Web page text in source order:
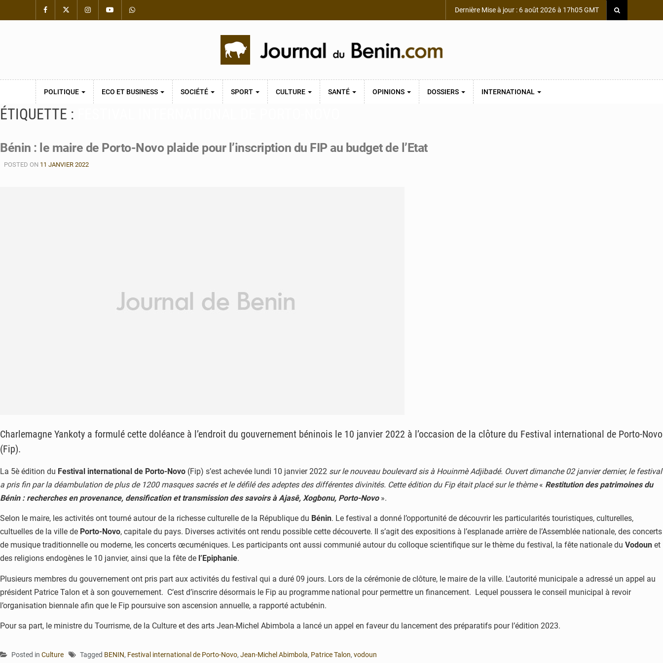
Dernière Mise à jour : 6 août 2026 à 17h05 GMT
POLITIQUE ECO ET BUSINESS SOCIÉTÉ SPORT CULTURE SANTÉ OPINIONS DOSSIERS INTERNATIONAL
ÉTIQUETTE :
Bénin : le maire de Porto-Novo plaide pour l’inscription du FIP au budget de l’Etat
POSTED ON 11 JANVIER 2022
Charlemagne Yankoty a formulé cette doléance à l’endroit du gouvernement béninois le 10 janvier 2022 à l’occasion de la clôture du Festival international de Porto-Novo
(Fip).
La 5è édition du Festival international de Porto-Novo (Fip) s’est achevée lundi 10 janvier 2022 sur lenouveau boulevard sis à Houinmè Adjibadé. Ouvert dimanche 02 janvier dernier, le festival
a pris fin par la déambulation de plus de 1200 masques sacrés et le défilé des adeptes des différentes divinités. Cette édition du Fip était placé sur le thème« Restitution des patrimoines du
Bénin : recherches en provenance, densification et transmission des savoirs à Ajasê, Xogbonu, Porto-Novo».
Selon le maire, les activités ont tourné autour de la richesse culturelle de la République du Bénin. Le festival a donné l’opportunité de découvrir les particularités touristiques, culturelles,
cultuelles de la ville de Porto-Novo, capitale du pays. Diverses activités ont rendu possible cette découverte. Il s’agit des expositions à l’esplanade arrière de l’Assemblée nationale, des concerts
de musique traditionnelle ou moderne, les concerts œcuméniques. Les participants ont aussi communié autour du colloque scientifique sur le thème du festival, la fête nationale du Vodoun et
des religions endogènes le 10 janvier, ainsi que la fête de l’Epiphanie.
Plusieurs membres du gouvernement ont pris part aux activités du festival qui a duré 09 jours. Lors de la cérémonie de clôture, le maire de la ville. L’autorité municipale a adressé un appel au
président Patrice Talon et à son gouvernement. C’est d’inscrire désormais le Fip au programme national pour permettre un financement. Lequel poussera le conseil municipal à revoir
l’organisation biennale afin que le Fip poursuive son ascension annuelle, a rapporté actubénin.
Pour sa part, le ministre du Tourrisme, de la Culture et des arts Jean-Michel Abimbola a lancé un appel en faveur du lancement des préparatifs pour l’édition 2023.
Posted in Culture Tagged BENIN, Festival international de Porto-Novo, Jean-Michel Abimbola, Patrice Talon, vodoun